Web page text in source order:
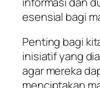
esensial bagi
Penting bagi
inisiatif yang
agar mereka